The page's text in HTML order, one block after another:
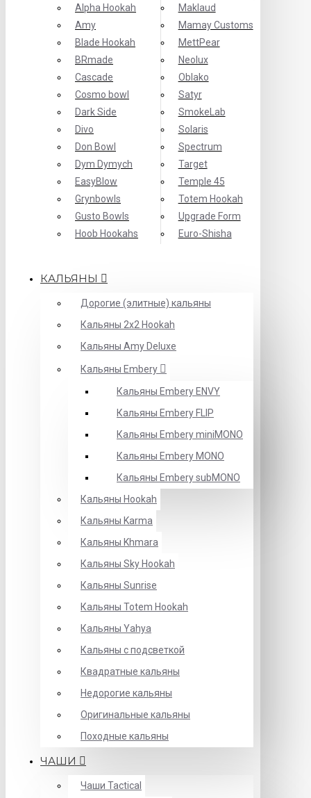
Alpha Hookah
Amy
Blade Hookah
BRmade
Cascade
Cosmo bowl
Dark Side
Divo
Don Bowl
Dym Dymych
EasyBlow
Grynbowls
Gusto Bowls
Hoob Hookahs
Maklaud
Mamay Customs
MettPear
Neolux
Oblako
Satyr
SmokeLab
Solaris
Spectrum
Target
Temple 45
Totem Hookah
Upgrade Form
Еuro-Shisha
КАЛЬЯНЫ
Дорогие (элитные) кальяны
Кальяны 2х2 Hookah
Кальяны Amy Deluxe
Кальяны Embery
Кальяны Embery ENVY
Кальяны Embery FLIP
Кальяны Embery miniMONO
Кальяны Embery MONO
Кальяны Embery subMONO
Кальяны Hookah
Кальяны Karma
Кальяны Khmara
Кальяны Sky Hookah
Кальяны Sunrise
Кальяны Totem Hookah
Кальяны Yahya
Кальяны с подсветкой
Квадратные кальяны
Недорогие кальяны
Оригинальные кальяны
Походные кальяны
ЧАШИ
Чаши Tactical